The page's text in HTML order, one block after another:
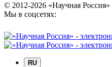
© 2012-2026 «Научная Россия»
Мы в соцсетях:
RU